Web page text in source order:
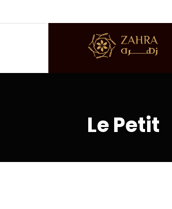
Le Petit